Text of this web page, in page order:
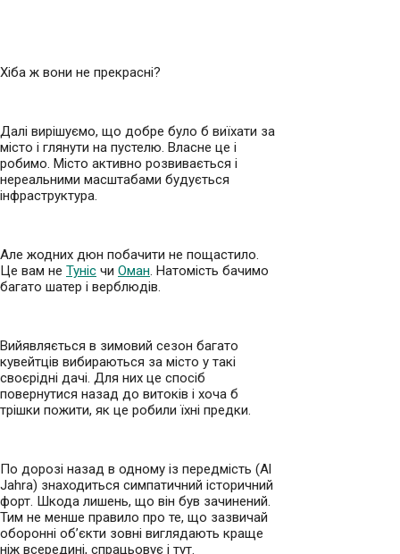
Хіба ж вони не прекрасні?
Далі вирішуємо, що добре було б виїхати за
місто і глянути на пустелю. Власне це і
робимо. Місто активно розвивається і
нереальними масштабами будується
інфраструктура.
Але жодних дюн побачити не пощастило.
Це вам не Туніс чи Оман. Натомість бачимо
багато шатер і верблюдів.
Вийявляється в зимовий сезон багато
кувейтців вибираються за місто у такі
своєрідні дачі. Для них це спосіб
повернутися назад до витоків і хоча б
трішки пожити, як це робили їхні предки.
По дорозі назад в одному із передмість (Al
Jahra) знаходиться симпатичний історичний
форт. Шкода лишень, що він був зачинений.
Тим не менше правило про те, що зазвичай
оборонні об’єкти зовні виглядають краще
ніж всередині, спрацьовує і тут.